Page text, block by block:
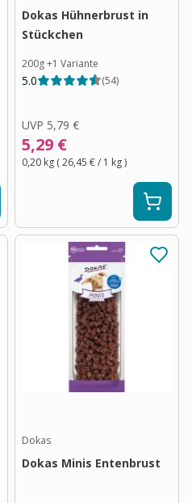
Dokas Hühnerbrust in
Stückchen
200g+1 Variante
5.0 (54)
UVP 5,79 €
5,29 €
0,20 kg (26,45 €/ 1 kg)
Dokas
Dokas Minis Entenbrust